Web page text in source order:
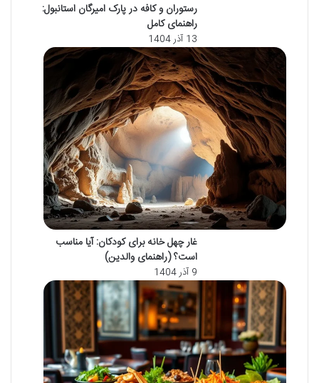
رستوران و کافه در پارک امیرگان استانبول:
راهنمای کامل
13 آذر 1404
غار چهل خانه برای کودکان: آیا مناسب
است؟ (راهنمای والدین)
9 آذر 1404